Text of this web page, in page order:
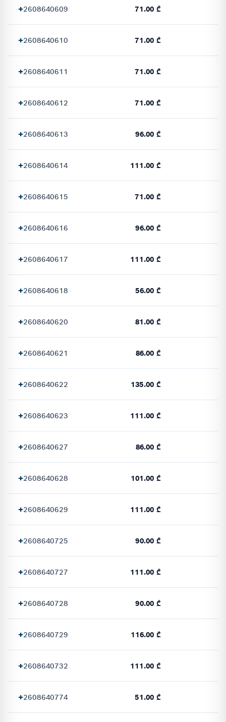
+2608640609 71.00 ₾
+2608640610 71.00 ₾
+2608640611 71.00 ₾
+2608640612 71.00 ₾
+2608640613 96.00 ₾
+2608640614 111.00 ₾
+2608640615 71.00 ₾
+2608640616 96.00 ₾
+2608640617 111.00 ₾
+2608640618 56.00 ₾
+2608640620 81.00 ₾
+2608640621 86.00 ₾
+2608640622 135.00 ₾
+2608640623 111.00 ₾
+2608640627 86.00 ₾
+2608640628 101.00 ₾
+2608640629 111.00 ₾
+2608640725 90.00 ₾
+2608640727 111.00 ₾
+2608640728 90.00 ₾
+2608640729 116.00 ₾
+2608640732 111.00 ₾
+2608640774 51.00 ₾